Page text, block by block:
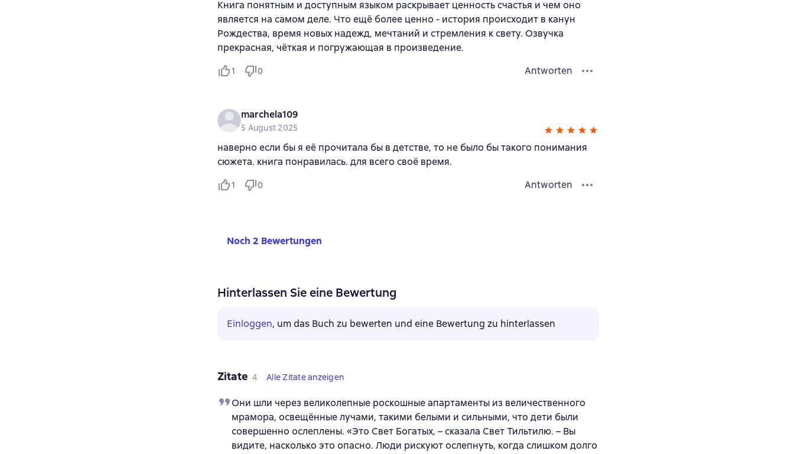
Книга понятным и доступным языком раскрывает ценность счастья и чем оно
является на самом деле. Что ещё более ценно - история происходит в канун
Рождества, время новых надежд, мечтаний и стремления к свету. Озвучка
прекрасная, чёткая и погружающая в произведение.
1 0 Antworten
marchela109
5 August 2025
наверно если бы я её прочитала бы в детстве, то не было бы такого понимания
сюжета. книга понравилась. для всего своё время.
1 0 Antworten
Noch 2 Bewertungen
Hinterlassen Sie eine Bewertung
Einloggen, um das Buch zu bewerten und eine Bewertung zu hinterlassen
Zitate 4 Alle Zitate anzeigen
Они шли через великолепные роскошные апартаменты из величественного
мрамора, освещённые лучами, такими белыми и сильными, что дети были
совершенно ослеплены. «Это Свет Богатых, – сказала Свет Тильтилю. – Вы
видите, насколько это опасно. Люди рискуют ослепнуть, когда слишком долго